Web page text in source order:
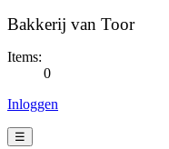
Bakkerij van Toor
Items:
0
Inloggen
☰